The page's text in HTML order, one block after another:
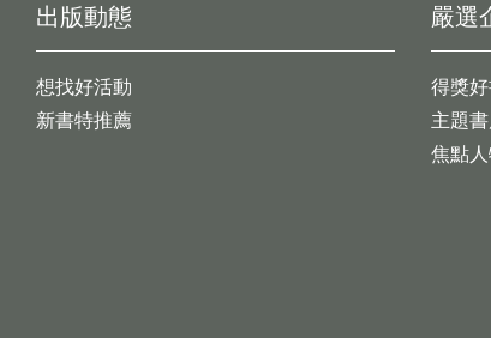
出版動態
想找好活動
新書特推薦
嚴選
得獎
主題
焦點